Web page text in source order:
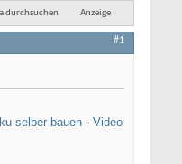
durchsuchen Anzeige
#1